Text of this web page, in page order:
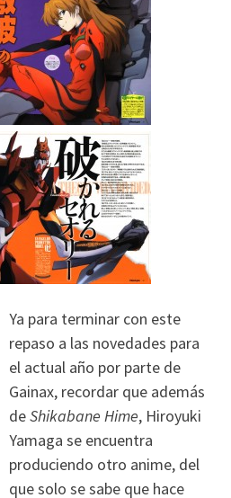
Ya para terminar con este
repaso a las novedades para
el actual año por parte de
Gainax, recordar que además
deShikabane Hime, Hiroyuki
Yamaga se encuentra
produciendo otro anime, del
que solo se sabe que hace